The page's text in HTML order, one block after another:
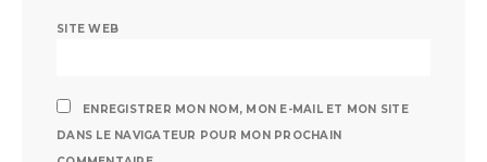
SITE WEB
ENREGISTRER MON NOM, MON E-MAIL ET MON SITE
DANS LE NAVIGATEUR POUR MON PROCHAIN